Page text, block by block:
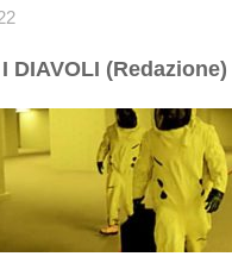
DIAVOLI (Redazione)